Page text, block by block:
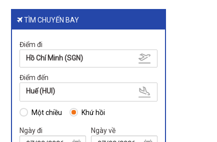
TÌM CHUYẾN BAY
Điểm đi
Hồ Chí Minh (SGN)
Điểm đến
Huế (HUI)
Một chiều Khứ hồi
Ngày đi Ngày về